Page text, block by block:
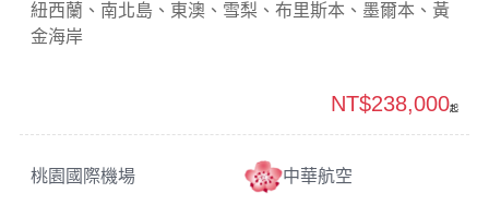
紐西蘭、南北島、東澳、雪梨、布里斯本、墨爾本、黃
金海岸
桃園國際機場 中華航空
NT$238,000起